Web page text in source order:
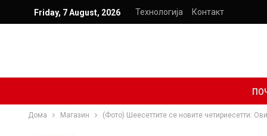
Friday, 7 August, 2026 Технологија Контакт
Дома Магазин (Фото) Шеесеттите се новите четириесетти: